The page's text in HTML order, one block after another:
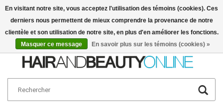
Français
En visitant notre site, vous acceptez l'utilisation des témoins (cookies). Ces
derniers nous permettent de mieux comprendre la provenance de notre
clientèle et son utilisation de notre site, en plus d'en améliorer les fonctions.
Masquer ce message
En savoir plus sur les témoins (cookies) »